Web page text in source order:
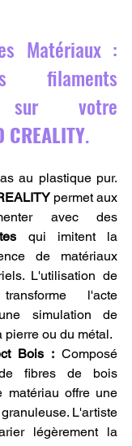
Matériaux :
filaments
.
au plastique pur.
permet aux
qui imitent la
de matériaux
L'utilisation de
l'acte
simulation de
ou du métal.
Bois : Composé
fibres de bois
matériau offre une
L'artiste
légèrement la